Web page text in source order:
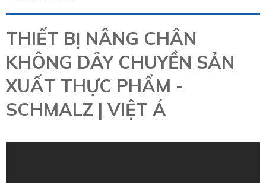
THIẾT BỊ NÂNG CHÂN
KHÔNG DÂY CHUYỀN SẢN
XUẤT THỰC PHẨM -
SCHMALZ | VIỆT Á